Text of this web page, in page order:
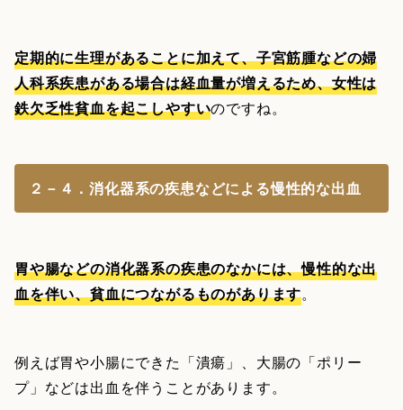
定期的に生理があることに加えて、子宮筋腫などの婦
人科系疾患がある場合は経血量が増えるため、女性は
鉄欠乏性貧血を起こしやすいのですね。
２－４．消化器系の疾患などによる慢性的な出血
胃や腸などの消化器系の疾患のなかには、慢性的な出
血を伴い、貧血につながるものがあります。
例えば胃や小腸にできた「潰瘍」、大腸の「ポリー
プ」などは出血を伴うことがあります。